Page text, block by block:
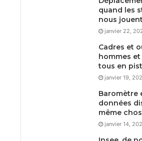
quand les
nous
janvier 22,
Cadres et
hommes et
tous en
janvier 19,
Baromètre
données
même
janvier 14,